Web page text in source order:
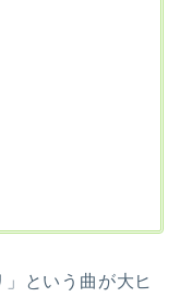
という曲が大ヒ